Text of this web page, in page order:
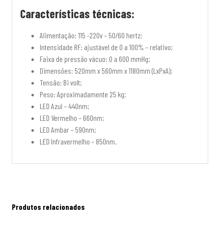
Características técnicas:
Alimentação: 115 -220v – 50/60 hertz;
Intensidade RF: ajustável de 0 a 100% – relativo;
Faixa de pressão vácuo: 0 a 600 mmHg;
Dimensões: 520mm x 560mm x 1180mm (LxPxA);
Tensão: Bi volt;
Peso: Aproximadamente 25 kg;
LED Azul – 440nm;
LED Vermelho – 660nm;
LED Ambar – 590nm;
LED Infravermelho – 850nm.
Produtos relacionados